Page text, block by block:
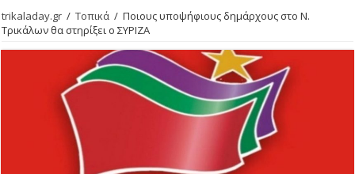
trikaladay.gr / Τοπικά / Ποιους υποψήφιους δημάρχους στο Ν.
Τρικάλων θα στηρίξει ο ΣΥΡΙΖΑ